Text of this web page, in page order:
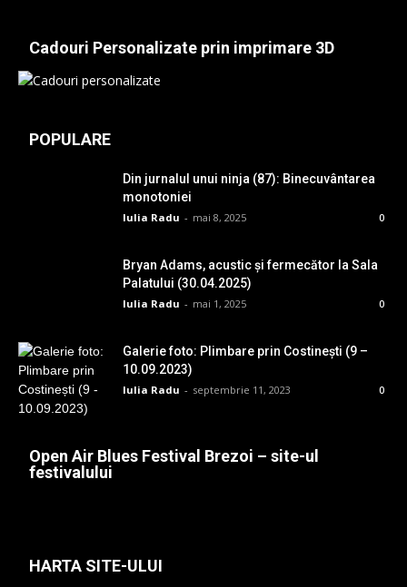
Cadouri Personalizate prin imprimare 3D
POPULARE
Din jurnalul unui ninja (87): Binecuvântarea
monotoniei
Iulia Radu - mai 8, 2025 0
Bryan Adams, acustic și fermecător la Sala
Palatului (30.04.2025)
Iulia Radu - mai 1, 2025 0
Galerie foto: Plimbare prin Costinești (9 –
10.09.2023)
Iulia Radu - septembrie 11, 2023 0
Open Air Blues Festival Brezoi – site-ul
festivalului
HARTA SITE-ULUI